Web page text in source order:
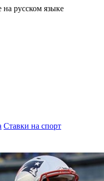
русском языке
Ставки на спорт